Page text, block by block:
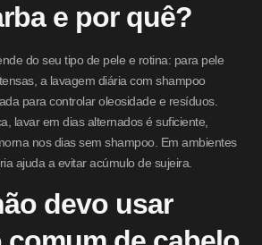
e por quê?
do seu tipo de pele e rotina: para pele
a lavagem diária com shampoo
para controlar oleosidade e resíduos.
lavar em dias alternados é suficiente,
nos dias sem shampoo. Em ambientes
ajuda a evitar acúmulo de sujeira.
devo usar